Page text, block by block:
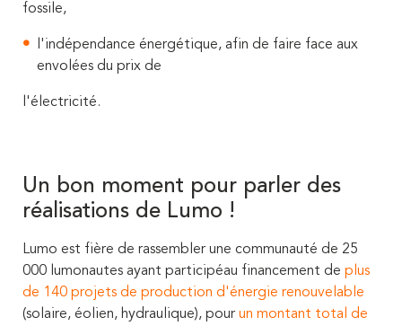
fossile,
l'indépendance énergétique, afin de faire face aux
envolées du prix de
l'électricité.
Un bon moment pour parler des
réalisations de Lumo !
Lumo est fière de rassembler une communauté de 25
000 lumonautes ayant participéau financement de plus
de 140 projets de production d'énergie renouvelable
(solaire, éolien, hydraulique), pour un montant total de